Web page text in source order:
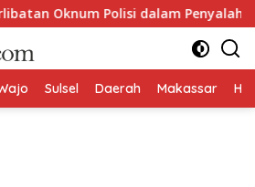
Polisi dalam Penyalahgunaan BBM
Sulsel Daerah Makassar